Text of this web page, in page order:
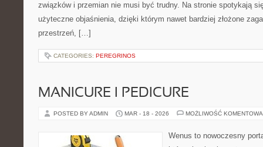
związków i przemian nie musi być trudny. Na stronie spotykają
użyteczne objaśnienia, dzięki którym nawet bardziej złożone
przestrzeń, […]
CATEGORIES: PEREGRINOS
MANICURE I PEDICURE
POSTED BY ADMIN MAR - 18 - 2026 MOŻLIWOŚĆ
Wenus to nowoczesny